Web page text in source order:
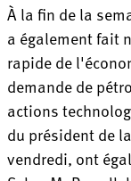
À la fin de la
a également fait
rapide de
demande de
actions
du président de
vendredi, ont